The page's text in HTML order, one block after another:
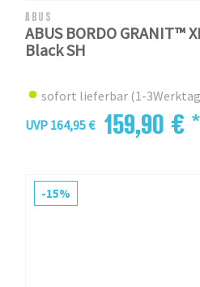
ABUS
ABUS BORDO GRANIT™
Black SH
sofort lieferbar (1-
UVP 164,95 € 159,90 € *
-15%